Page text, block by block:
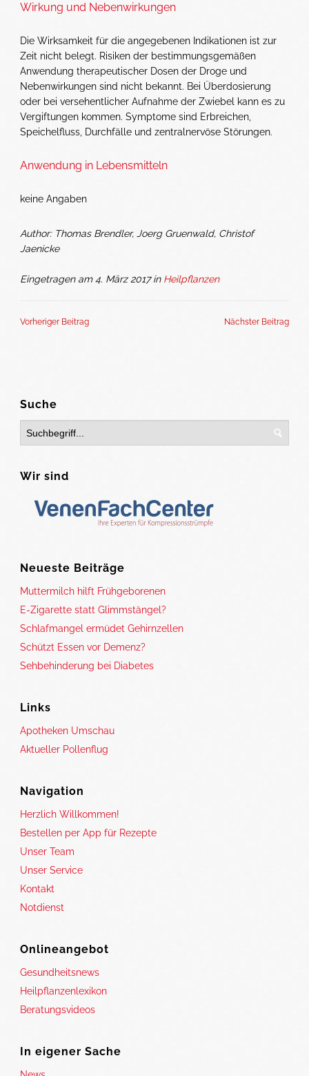
Wirkung und Nebenwirkungen
Die Wirksamkeit für die angegebenen Indikationen ist zur
Zeit nicht belegt. Risiken der bestimmungsgemäßen
Anwendung therapeutischer Dosen der Droge und
Nebenwirkungen sind nicht bekannt. Bei Überdosierung
oder bei versehentlicher Aufnahme der Zwiebel kann es zu
Vergiftungen kommen. Symptome sind Erbreichen,
Speichelfluss, Durchfälle und zentralnervöse Störungen.
Anwendung in Lebensmitteln
keine Angaben
Author: Thomas Brendler, Joerg Gruenwald, Christof
Jaenicke
Eingetragen am 4. März 2017 in Heilpflanzen
Vorheriger Beitrag Nächster Beitrag
Suche
Wir sind
Neueste Beiträge
Muttermilch hilft Frühgeborenen
E-Zigarette statt Glimmstängel?
Schlafmangel ermüdet Gehirnzellen
Schützt Essen vor Demenz?
Sehbehinderung bei Diabetes
Links
Apotheken Umschau
Aktueller Pollenflug
Navigation
Herzlich Willkommen!
Bestellen per App für Rezepte
Unser Team
Unser Service
Kontakt
Notdienst
Onlineangebot
Gesundheitsnews
Heilpflanzenlexikon
Beratungsvideos
In eigener Sache